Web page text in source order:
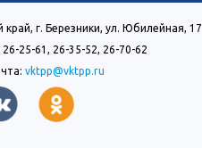
г. Березники, ул. Юбилейная, 17
26-25-61, 26-35-52, 26-70-62
vktpp@vktpp.ru